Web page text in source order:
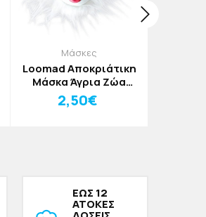
Μάσκες
Loomad Αποκριάτικη
Μάσκα Άγρια Ζώα
Κίτρινος Τίγρης
2,50€
ΕΩΣ 12
ΑΤΟΚΕΣ